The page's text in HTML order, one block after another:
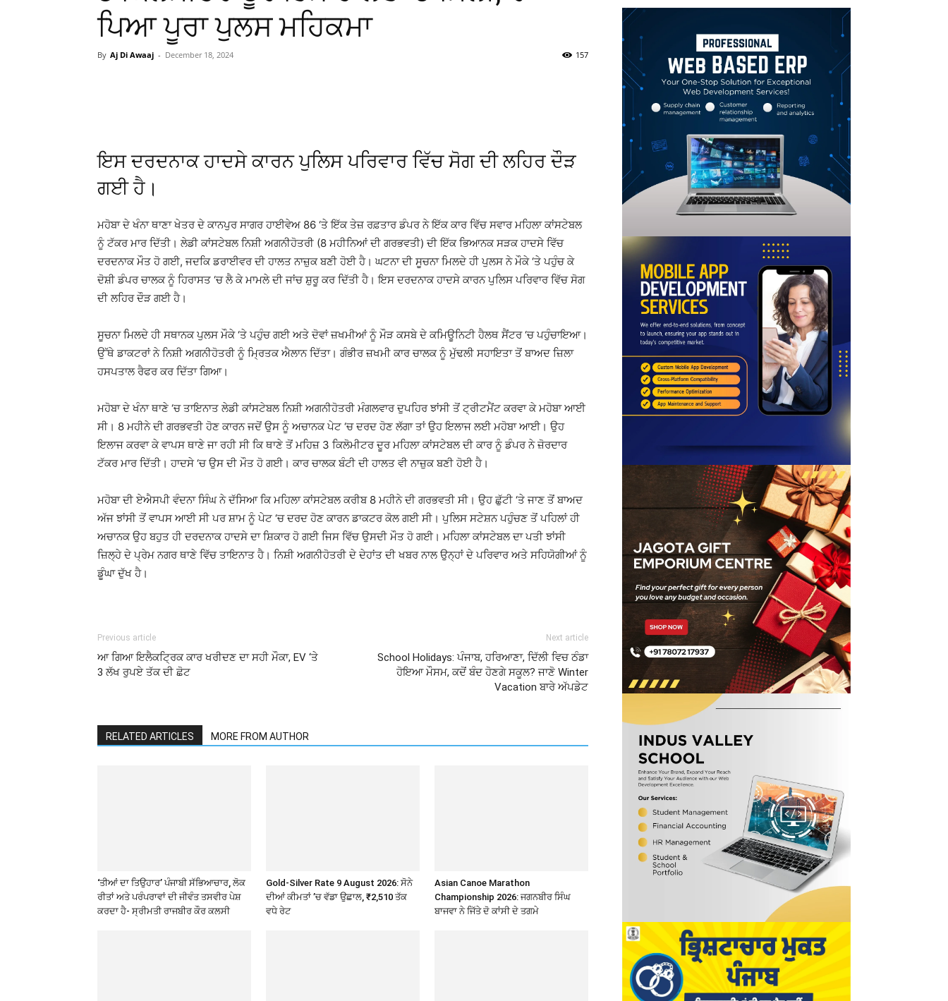
ਪਿਆ ਪੂਰਾ ਪੁਲਸ ਮਹਿਕਮਾ
By Aj Di Awaaj - December 18, 2024 157
Linkedin Email
ਇਸ ਦਰਦਨਾਕ ਹਾਦਸੇ ਕਾਰਨ ਪੁਲਿਸ ਪਰਿਵਾਰ ਵਿੱਚ ਸੋਗ ਦੀ ਲਹਿਰ ਦੌੜ
ਗਈ ਹੈ।
ਮਹੋਬਾ ਦੇ ਖੰਨਾ ਥਾਣਾ ਖੇਤਰ ਦੇ ਕਾਨਪੁਰ ਸਾਗਰ ਹਾਈਵੇਅ 86 ‘ਤੇ ਇੱਕ ਤੇਜ਼ ਰਫ਼ਤਾਰ ਡੰਪਰ ਨੇ ਇੱਕ ਕਾਰ ਵਿੱਚ ਸਵਾਰ ਮਹਿਲਾ ਕਾਂਸਟੇਬਲ
ਨੂੰ ਟੱਕਰ ਮਾਰ ਦਿੱਤੀ। ਲੇਡੀ ਕਾਂਸਟੇਬਲ ਨਿਸ਼ੀ ਅਗਨੀਹੋਤਰੀ (8 ਮਹੀਨਿਆਂ ਦੀ ਗਰਭਵਤੀ) ਦੀ ਇੱਕ ਭਿਆਨਕ ਸੜਕ ਹਾਦਸੇ ਵਿੱਚ
ਦਰਦਨਾਕ ਮੌਤ ਹੋ ਗਈ, ਜਦਕਿ ਡਰਾਈਵਰ ਦੀ ਹਾਲਤ ਨਾਜ਼ੁਕ ਬਣੀ ਹੋਈ ਹੈ। ਘਟਨਾ ਦੀ ਸੂਚਨਾ ਮਿਲਦੇ ਹੀ ਪੁਲਸ ਨੇ ਮੌਕੇ ‘ਤੇ ਪਹੁੰਚ ਕੇ
ਦੋਸ਼ੀ ਡੰਪਰ ਚਾਲਕ ਨੂੰ ਹਿਰਾਸਤ ‘ਚ ਲੈ ਕੇ ਮਾਮਲੇ ਦੀ ਜਾਂਚ ਸ਼ੁਰੂ ਕਰ ਦਿੱਤੀ ਹੈ। ਇਸ ਦਰਦਨਾਕ ਹਾਦਸੇ ਕਾਰਨ ਪੁਲਿਸ ਪਰਿਵਾਰ ਵਿੱਚ ਸੋਗ
ਦੀ ਲਹਿਰ ਦੌੜ ਗਈ ਹੈ।
ਸੂਚਨਾ ਮਿਲਦੇ ਹੀ ਸਥਾਨਕ ਪੁਲਸ ਮੌਕੇ ‘ਤੇ ਪਹੁੰਚ ਗਈ ਅਤੇ ਦੋਵਾਂ ਜ਼ਖਮੀਆਂ ਨੂੰ ਮੌੜ ਕਸਬੇ ਦੇ ਕਮਿਊਨਿਟੀ ਹੈਲਥ ਸੈਂਟਰ ‘ਚ ਪਹੁੰਚਾਇਆ।
ਉੱਥੇ ਡਾਕਟਰਾਂ ਨੇ ਨਿਸ਼ੀ ਅਗਨੀਹੋਤਰੀ ਨੂੰ ਮ੍ਰਿਤਕ ਐਲਾਨ ਦਿੱਤਾ। ਗੰਭੀਰ ਜ਼ਖਮੀ ਕਾਰ ਚਾਲਕ ਨੂੰ ਮੁੱਢਲੀ ਸਹਾਇਤਾ ਤੋਂ ਬਾਅਦ ਜ਼ਿਲਾ
ਹਸਪਤਾਲ ਰੈਫਰ ਕਰ ਦਿੱਤਾ ਗਿਆ।
ਮਹੋਬਾ ਦੇ ਖੰਨਾ ਥਾਣੇ ‘ਚ ਤਾਇਨਾਤ ਲੇਡੀ ਕਾਂਸਟੇਬਲ ਨਿਸ਼ੀ ਅਗਨੀਹੋਤਰੀ ਮੰਗਲਵਾਰ ਦੁਪਹਿਰ ਝਾਂਸੀ ਤੋਂ ਟ੍ਰੀਟਮੈਂਟ ਕਰਵਾ ਕੇ ਮਹੋਬਾ ਆਈ
ਸੀ। 8 ਮਹੀਨੇ ਦੀ ਗਰਭਵਤੀ ਹੋਣ ਕਾਰਨ ਜਦੋਂ ਉਸ ਨੂੰ ਅਚਾਨਕ ਪੇਟ ‘ਚ ਦਰਦ ਹੋਣ ਲੱਗਾ ਤਾਂ ਉਹ ਇਲਾਜ ਲਈ ਮਹੋਬਾ ਆਈ। ਉਹ
ਇਲਾਜ ਕਰਵਾ ਕੇ ਵਾਪਸ ਥਾਣੇ ਜਾ ਰਹੀ ਸੀ ਕਿ ਥਾਣੇ ਤੋਂ ਮਹਿਜ਼ 3 ਕਿਲੋਮੀਟਰ ਦੂਰ ਮਹਿਲਾ ਕਾਂਸਟੇਬਲ ਦੀ ਕਾਰ ਨੂੰ ਡੰਪਰ ਨੇ ਜ਼ੋਰਦਾਰ
ਟੱਕਰ ਮਾਰ ਦਿੱਤੀ। ਹਾਦਸੇ ‘ਚ ਉਸ ਦੀ ਮੌਤ ਹੋ ਗਈ। ਕਾਰ ਚਾਲਕ ਬੰਟੀ ਦੀ ਹਾਲਤ ਵੀ ਨਾਜ਼ੁਕ ਬਣੀ ਹੋਈ ਹੈ।
ਮਹੋਬਾ ਦੀ ਏਐਸਪੀ ਵੰਦਨਾ ਸਿੰਘ ਨੇ ਦੱਸਿਆ ਕਿ ਮਹਿਲਾ ਕਾਂਸਟੇਬਲ ਕਰੀਬ 8 ਮਹੀਨੇ ਦੀ ਗਰਭਵਤੀ ਸੀ। ਉਹ ਛੁੱਟੀ ‘ਤੇ ਜਾਣ ਤੋਂ ਬਾਅਦ
ਅੱਜ ਝਾਂਸੀ ਤੋਂ ਵਾਪਸ ਆਈ ਸੀ ਪਰ ਸ਼ਾਮ ਨੂੰ ਪੇਟ ‘ਚ ਦਰਦ ਹੋਣ ਕਾਰਨ ਡਾਕਟਰ ਕੋਲ ਗਈ ਸੀ। ਪੁਲਿਸ ਸਟੇਸ਼ਨ ਪਹੁੰਚਣ ਤੋਂ ਪਹਿਲਾਂ ਹੀ
ਅਚਾਨਕ ਉਹ ਬਹੁਤ ਹੀ ਦਰਦਨਾਕ ਹਾਦਸੇ ਦਾ ਸ਼ਿਕਾਰ ਹੋ ਗਈ ਜਿਸ ਵਿੱਚ ਉਸਦੀ ਮੌਤ ਹੋ ਗਈ। ਮਹਿਲਾ ਕਾਂਸਟੇਬਲ ਦਾ ਪਤੀ ਝਾਂਸੀ
ਜ਼ਿਲ੍ਹੇ ਦੇ ਪ੍ਰੇਮ ਨਗਰ ਥਾਣੇ ਵਿੱਚ ਤਾਇਨਾਤ ਹੈ। ਨਿਸ਼ੀ ਅਗਨੀਹੋਤਰੀ ਦੇ ਦੇਹਾਂਤ ਦੀ ਖਬਰ ਨਾਲ ਉਨ੍ਹਾਂ ਦੇ ਪਰਿਵਾਰ ਅਤੇ ਸਹਿਯੋਗੀਆਂ ਨੂੰ
ਡੂੰਘਾ ਦੁੱਖ ਹੈ।
Previous article
ਆ ਗਿਆ ਇਲੈਕਟ੍ਰਿਕ ਕਾਰ ਖਰੀਦਣ ਦਾ ਸਹੀ ਮੌਕਾ, EV ‘ਤੇ
3 ਲੱਖ ਰੁਪਏ ਤੱਕ ਦੀ ਛੋਟ
Next article
School Holidays: ਪੰਜਾਬ, ਹਰਿਆਣਾ, ਦਿੱਲੀ ਵਿਚ ਠੰਡਾ
ਹੋਇਆ ਮੌਸਮ, ਕਦੋਂ ਬੰਦ ਹੋਣਗੇ ਸਕੂਲ? ਜਾਣੋ Winter
Vacation ਬਾਰੇ ਅੱਪਡੇਟ
RELATED ARTICLES MORE FROM AUTHOR
‘ਤੀਆਂ ਦਾ ਤਿਉਹਾਰ’ ਪੰਜਾਬੀ ਸੱਭਿਆਚਾਰ, ਲੋਕ
ਰੀਤਾਂ ਅਤੇ ਪਰੰਪਰਾਵਾਂ ਦੀ ਜੀਵੰਤ ਤਸਵੀਰ ਪੇਸ਼
ਕਰਦਾ ਹੈ- ਸ੍ਰੀਮਤੀ ਰਾਜਬੀਰ ਕੌਰ ਕਲਸੀ
Gold-Silver Rate 9 August 2026: ਸੋਨੇ
ਦੀਆਂ ਕੀਮਤਾਂ ’ਚ ਵੱਡਾ ਉਛਾਲ, ₹2,510 ਤੱਕ
ਵਧੇ ਰੇਟ
Asian Canoe Marathon
Championship 2026: ਜਗਨਬੀਰ ਸਿੰਘ
ਬਾਜਵਾ ਨੇ ਜਿੱਤੇ ਦੋ ਕਾਂਸੀ ਦੇ ਤਗਮੇ